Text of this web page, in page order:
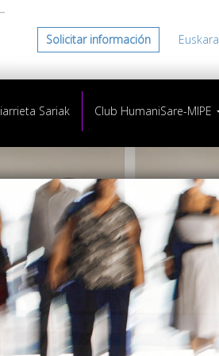
Solicitar información Euskara
Sariak Club HumaniSare-MIPE